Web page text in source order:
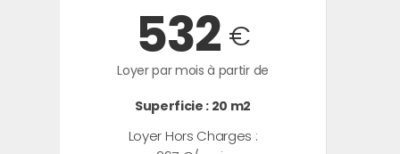
532 €
Loyer par mois à partir de
Superficie : 20 m2
Loyer Hors Charges :